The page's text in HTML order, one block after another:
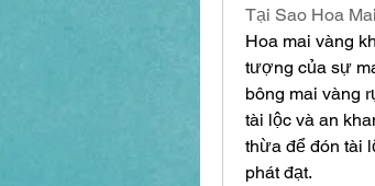
Tại Sao Hoa
Hoa mai vàng
tượng của sự
bông mai vàng
tài lộc và an
thừa để đón tài
phát đạt.